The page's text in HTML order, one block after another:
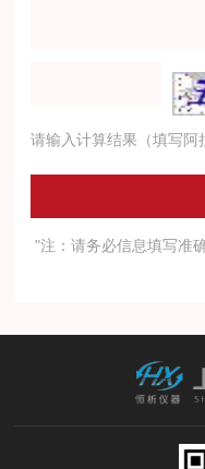
请输入计算结果（填写阿
"注：请务必信息填写准